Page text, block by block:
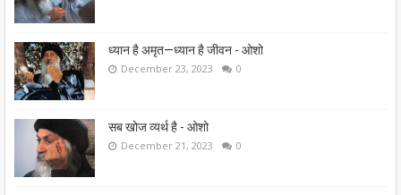
ध्यान है अमृत—ध्यान है जीवन - ओशो
December 23, 2023 0
सब खोज व्यर्थ है - ओशो
December 21, 2023 0